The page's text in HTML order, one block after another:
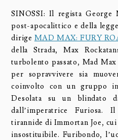
SINOSSI: Il regista George
post-apocalittico e della
dirige MAD MAX: FURY
della Strada, Max
turbolento passato, Mad
per sopravvivere sia
coinvolto con un gruppo
Desolata su un blindato
dall’imperatrice
tirannide di Immortan Joe,
insostituibile. Furibondo,